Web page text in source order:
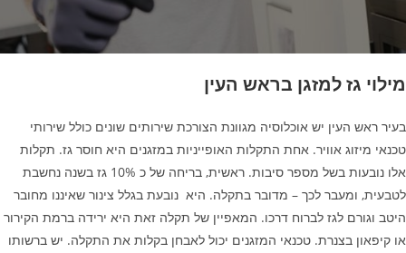
מילוי גז למזגן בראש העין
בעיר ראש העין יש אוכלוסיה מגוונת הצורכת שירותים שונים כולל שירותי
טכנאי מיזוג אוויר. אחת התקלות האופייניות במזגנים היא חוסר גז. תקלות
אלו נובעות בשל מספר סיבות. ראשית, בריחה של כ 10% גז בשנה נחשבת
לטבעית, ומעבר לכך – מדובר בתקלה. היא נובעת בגלל צינור שאיננו מחובר
היטב וגורם לגז לברוח דרכו. המאפיין של תקלה זאת היא ירידה ברמת הקירור
או קיפאון בצנרת. טכנאי המזגנים יכול לאבחן בקלות את התקלה. יש ברשותו